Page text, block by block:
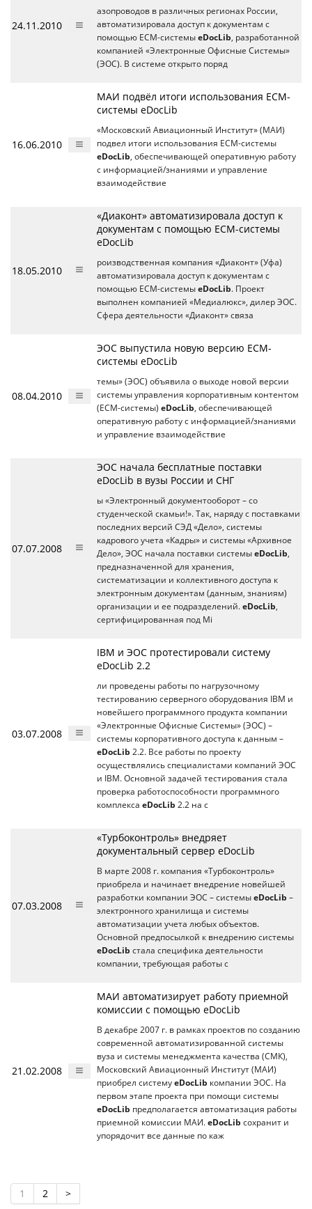
24.11.2010
азопроводов в различных регионах России,
автоматизировала доступ к документам с
помощью ЕСМ-системы eDocLib, разработанной
компанией «Электронные Офисные Системы»
(ЭОС). В системе открыто поряд
16.06.2010
МАИ подвёл итоги использования ECM-
системы eDocLib
«Московский Авиационный Институт» (МАИ)
подвел итоги использования ECM-системы
eDocLib, обеспечивающей оперативную работу
с информацией/знаниями и управление
взаимодействие
18.05.2010
«Диаконт» автоматизировала доступ к
документам с помощью ЕСМ-системы
eDocLib
роизводственная компания «Диаконт» (Уфа)
автоматизировала доступ к документам с
помощью ЕСМ-системы eDocLib. Проект
выполнен компанией «Медиалюкс», дилер ЭОС.
Сфера деятельности «Диаконт» связа
08.04.2010
ЭОС выпустила новую версию ЕСМ-
системы eDocLib
темы» (ЭОС) объявила о выходе новой версии
системы управления корпоративным контентом
(ЕСМ-системы) eDocLib, обеспечивающей
оперативную работу с информацией/знаниями
и управление взаимодействие
07.07.2008
ЭОС начала бесплатные поставки
eDocLib в вузы России и СНГ
ы «Электронный документооборот – со
студенческой скамьи!». Так, наряду с поставками
последних версий СЭД «Дело», системы
кадрового учета «Кадры» и системы «Архивное
Дело», ЭОС начала поставки системы eDocLib,
предназначенной для хранения,
систематизации и коллективного доступа к
электронным документам (данным, знаниям)
организации и ее подразделений. eDocLib,
сертифицированная под Mi
03.07.2008
IBM и ЭОС протестировали систему
eDocLib 2.2
ли проведены работы по нагрузочному
тестированию серверного оборудования IBM и
новейшего программного продукта компании
«Электронные Офисные Системы» (ЭОС) –
системы корпоративного доступа к данным –
eDocLib 2.2. Все работы по проекту
осуществлялись специалистами компаний ЭОС
и IBM. Основной задачей тестирования стала
проверка работоспособности программного
комплекса eDocLib 2.2 на с
07.03.2008
«Турбоконтроль» внедряет
документальный сервер eDocLib
В марте 2008 г. компания «Турбоконтроль»
приобрела и начинает внедрение новейшей
разработки компании ЭОС – системы eDocLib –
электронного хранилища и системы
автоматизации учета любых объектов.
Основной предпосылкой к внедрению системы
eDocLib стала специфика деятельности
компании, требующая работы с
21.02.2008
МАИ автоматизирует работу приемной
комиссии с помощью eDocLib
В декабре 2007 г. в рамках проектов по созданию
современной автоматизированной системы
вуза и системы менеджмента качества (СМК),
Московский Авиационный Институт (МАИ)
приобрел систему eDocLib компании ЭОС. На
первом этапе проекта при помощи системы
eDocLib предполагается автоматизация работы
приемной комиссии МАИ. eDocLib сохранит и
упорядочит все данные по каж
1 2 >